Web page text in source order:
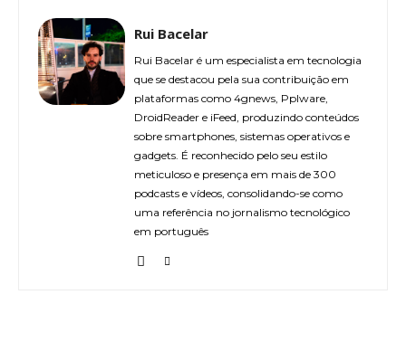
Rui Bacelar
Rui Bacelar é um especialista em tecnologia
que se destacou pela sua contribuição em
plataformas como 4gnews, Pplware,
DroidReader e iFeed, produzindo conteúdos
sobre smartphones, sistemas operativos e
gadgets. É reconhecido pelo seu estilo
meticuloso e presença em mais de 300
podcasts e vídeos, consolidando-se como
uma referência no jornalismo tecnológico
em português